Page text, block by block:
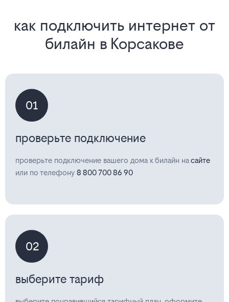
как подключить интернет от
билайн в Корсакове
01
проверьте подключение
проверьте подключение вашего дома к билайн насайте
или по телефону 8 800 700 86 90
02
выберите тариф